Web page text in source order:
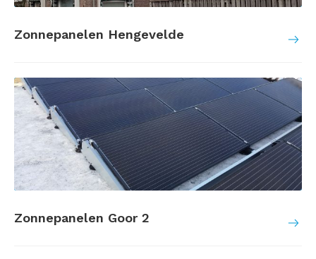
Zonnepanelen Hengevelde
Zonnepanelen Goor 2